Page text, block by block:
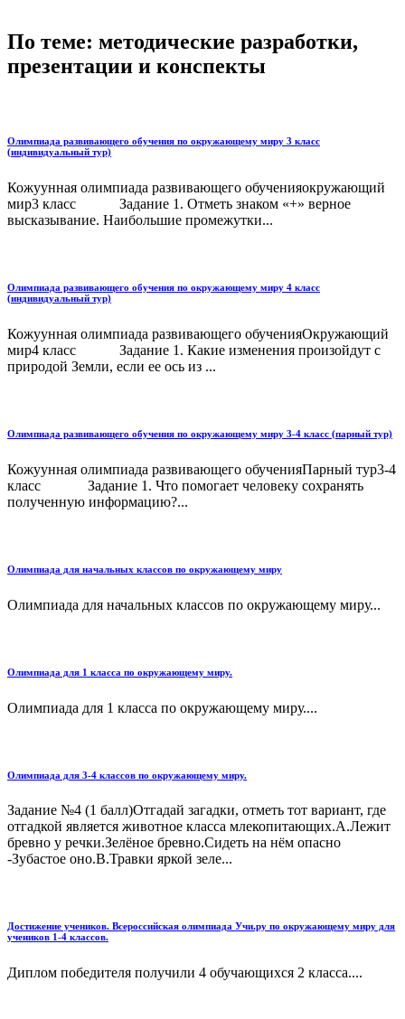
По теме: методические разработки,
презентации и конспекты
Олимпиада развивающего обучения по окружающему миру 3 класс
(индивидуальный тур)
Кожуунная олимпиада развивающего обученияокружающий
мир3 класс Задание 1. Отметь знаком «+» верное
высказывание. Наибольшие промежутки...
Олимпиада развивающего обучения по окружающему миру 4 класс
(индивидуальный тур)
Кожуунная олимпиада развивающего обученияОкружающий
мир4 класс Задание 1. Какие изменения произойдут с
природой Земли, если ее ось из ...
Олимпиада развивающего обучения по окружающему миру 3-4 класс (парный тур)
Кожуунная олимпиада развивающего обученияПарный тур3-4
класс Задание 1. Что помогает человеку сохранять
полученную информацию?...
Олимпиада для начальных классов по окружающему миру
Олимпиада для начальных классов по окружающему миру...
Олимпиада для 1 класса по окружающему миру.
Олимпиада для 1 класса по окружающему миру....
Олимпиада для 3-4 классов по окружающему миру.
Задание №4 (1 балл)Отгадай загадки, отметь тот вариант, где
отгадкой является животное класса млекопитающих.А.Лежит
бревно у речки.Зелёное бревно.Сидеть на нём опасно
-Зубастое оно.В.Травки яркой зеле...
Достижение учеников. Всероссийская олимпиада Учи.ру по окружающему миру для
учеников 1-4 классов.
Диплом победителя получили 4 обучающихся 2 класса....